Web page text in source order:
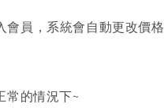
會員，系統會自動更改價格
常的情況下~